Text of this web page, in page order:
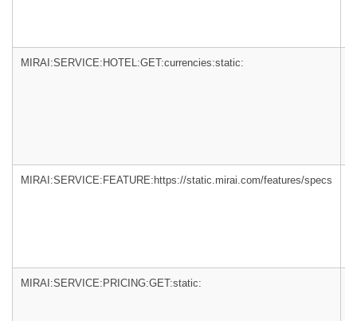
MIRAI:SERVICE:HOTEL:GET:currencies:static:
MIRAI:SERVICE:FEATURE:https://static.mirai.com/features/specs
MIRAI:SERVICE:PRICING:GET:static: